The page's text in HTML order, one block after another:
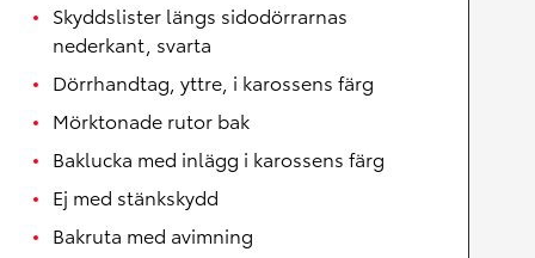
Skyddslister längs sidodörrarnas
nederkant, svarta
Dörrhandtag, yttre, i karossens färg
Mörktonade rutor bak
Baklucka med inlägg i karossens färg
Ej med stänkskydd
Bakruta med avimning